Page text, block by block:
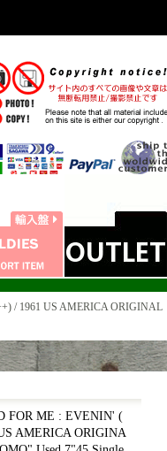
/ 1961 US AMERICA ORIGINAL
FOR ME : EVENIN' (
AMERICA ORIGINA